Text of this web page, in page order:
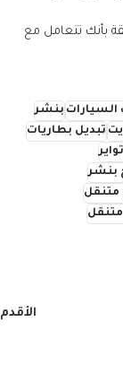
بأنك تتعامل مع
السيارات بنشر
تبديل بطاريات
بنشر
متنقل
الأقدم